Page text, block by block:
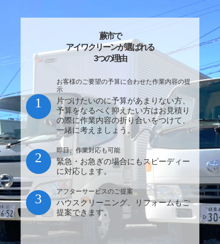
蕨市で
アイワクリーンが選ばれる
3つの理由
お客様のご要望の予算に合わせた作業内容の提
示
片づけたいのに予算があまりない方、
予算をなるべく抑えたい方はお見積り
の際に作業内容の折り合いをつけて、
一緒に考えましょう。
1
即日、作業対応も可能
緊急・お急ぎの場合にもスピーディー
に対応します。
2
アフターサービスのご提案
ハウスクリーニング、リフォームもご
提案できます。
3